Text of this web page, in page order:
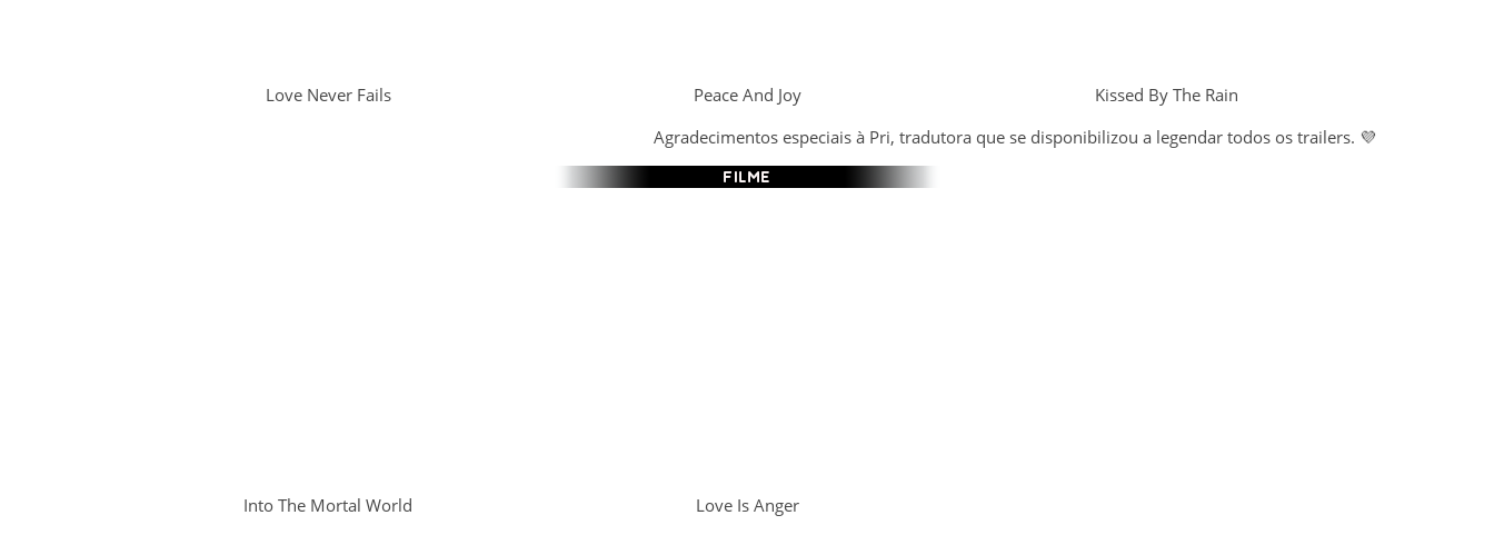
Love Never Fails Peace And Joy
Kissed By The Rain
Agradecimentos especiais à Pri, tradutora que se disponibilizou a legendar todos os trailers. 💜
Into The Mortal World Love Is Anger